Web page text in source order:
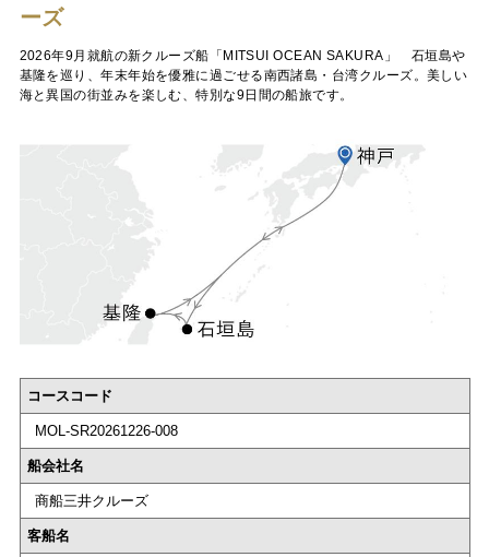
ーズ
2026年9月就航の新クルーズ船「MITSUI OCEAN SAKURA」 石垣島や
基隆を巡り、年末年始を優雅に過ごせる南西諸島・台湾クルーズ。美しい
海と異国の街並みを楽しむ、特別な9日間の船旅です。
コースコード
MOL-SR20261226-008
船会社名
商船三井クルーズ
客船名